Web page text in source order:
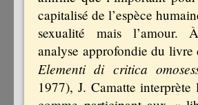
capitalisé de l’espèce
sexualité mais l’amour.
analyse approfondie du
Elementi di critica
1977), J. Camatte interprète